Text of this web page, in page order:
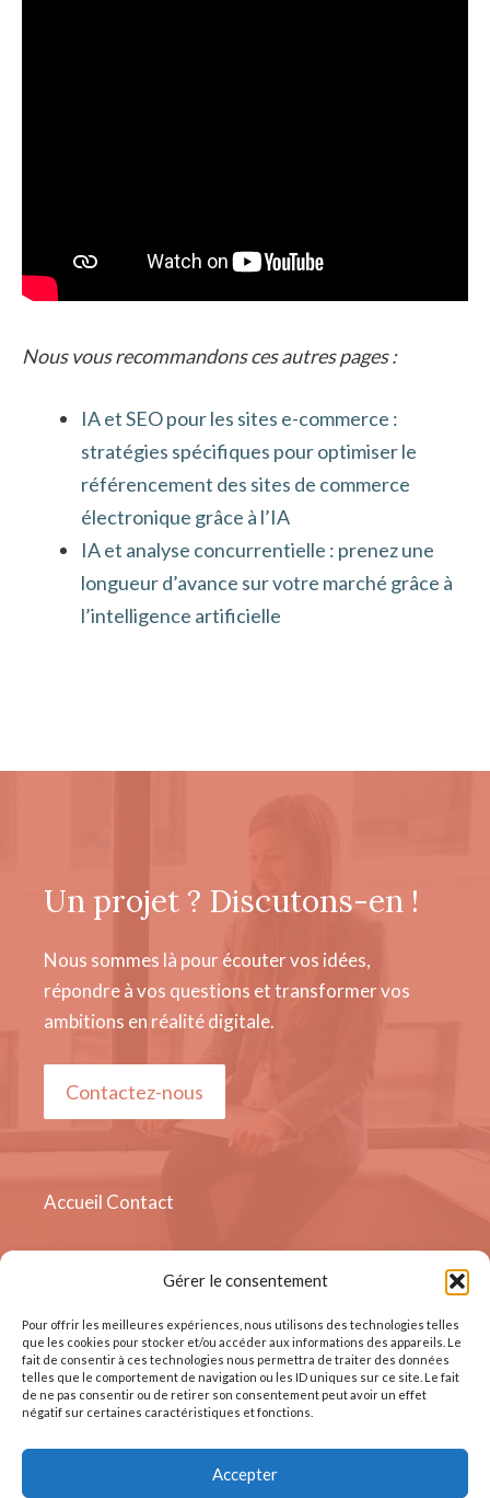
Gérer le consentement
Pour offrir les meilleures expériences, nous utilisons des technologies telles
que les cookies pour stocker et/ou accéder aux informations des appareils. Le
fait de consentir à ces technologies nous permettra de traiter des données
telles que le comportement de navigation ou les ID uniques sur ce site. Le fait
de ne pas consentir ou de retirer son consentement peut avoir un effet
négatif sur certaines caractéristiques et fonctions.
Accepter
Nous vous recommandons ces autres pages :
IA et SEO pour les sites e-commerce :
stratégies spécifiques pour optimiser le
référencement des sites de commerce
électronique grâce à l’IA
IA et analyse concurrentielle : prenez une
longueur d’avance sur votre marché grâce à
l’intelligence artificielle
Un projet ? Discutons-en !
Nous sommes là pour écouter vos idées,
répondre à vos questions et transformer vos
ambitions en réalité digitale.
Contactez-nous
Accueil Contact